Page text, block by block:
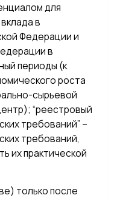
для
в
Федерации и
в
периоды (к
роста
сырьевой
“реестровый
требований” –
требований,
их практической
только после